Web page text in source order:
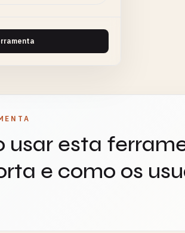
usar esta
e como os